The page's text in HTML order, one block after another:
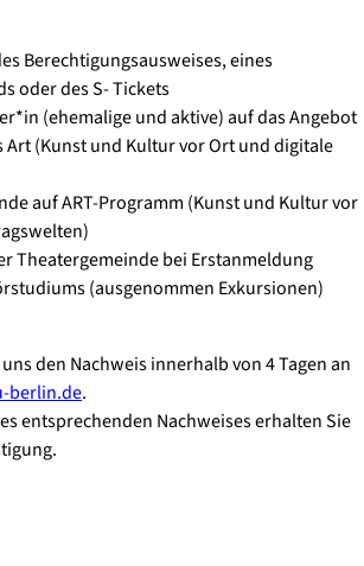
Berechtigungsausweises, eines
oder des S- Tickets
(ehemalige und aktive) auf das Angebot
(Kunst und Kultur vor Ort und digitale
auf ART-Programm (Kunst und Kultur vor
Theatergemeinde bei Erstanmeldung
(ausgenommen Exkursionen)
den Nachweis innerhalb von 4 Tagen an
berlin.de.
entsprechenden Nachweises erhalten Sie